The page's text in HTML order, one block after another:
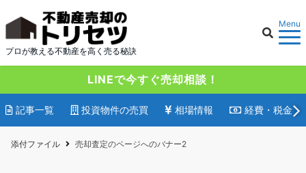
プロが教える不動産を高く売る秘訣
Menu
LINEで今すぐ売却相談！
記事一覧 投資物件の売買 相場情報 経費・税金
添付ファイル 売却査定のページへのバナー2